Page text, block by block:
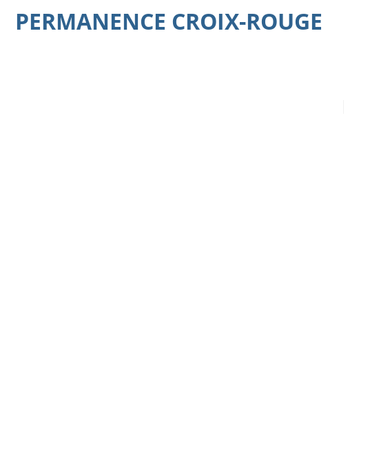
PERMANENCE CROIX-ROUGE